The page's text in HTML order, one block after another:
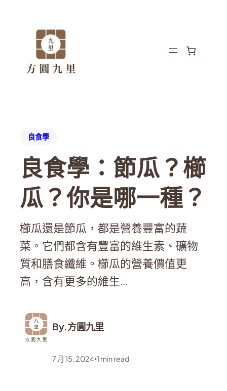
良食學
良食學：節瓜？櫛
瓜？你是哪一種？
櫛瓜還是節瓜，都是營養豐富的蔬
菜。它們都含有豐富的維生素、礦物
質和膳食纖維。櫛瓜的營養價值更
高，含有更多的維生…
By.方圓九里
7 月 15, 2024•1 min read